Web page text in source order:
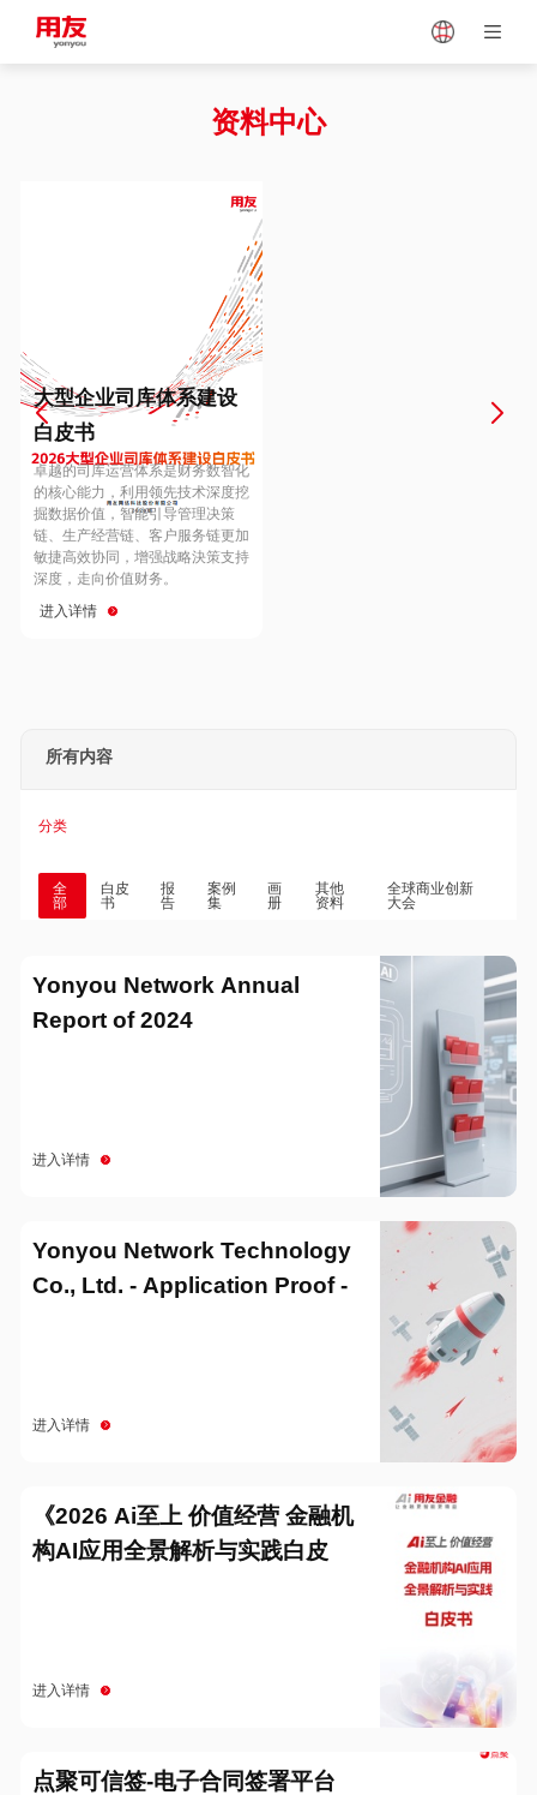
Vietnam
Europe
Hungary
Hong Kong
资料中心
大型企业司库体系建设
白皮书
卓越的司库运营体系是财务数智化
的核心能力，利用领先技术深度挖
掘数据价值，智能引导管理决策
链、生产经营链、客户服务链更加
敏捷高效协同，增强战略決策支持
深度，走向价值财务。
进入详情
所有内容
分类
全
部
白皮
书
报
告
案例
集
画
册
其他
资料
全球商业创新
大会
Yonyou Network Annual
Report of 2024
进入详情
Yonyou Network Technology
Co., Ltd. - Application Proof -
进入详情
《2026 Ai至上 价值经营 金融机
构AI应用全景解析与实践白皮
进入详情
点聚可信签-电子合同签署平台